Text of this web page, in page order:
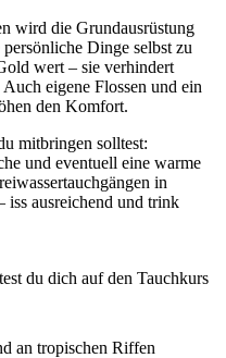
wird die Grundausrüstung
Dinge selbst zu
wert – sie verhindert
eigene Flossen und ein
den Komfort.
mitbringen solltest:
und eventuell eine warme
in
iss ausreichend und trink
du dich auf den Tauchkurs
an tropischen Riffen